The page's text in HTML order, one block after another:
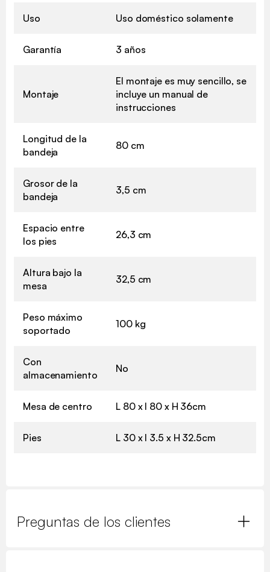
Uso Uso doméstico solamente
Garantía 3 años
Montaje
El montaje es muy sencillo, se
incluye un manual de
instrucciones
Longitud de la
bandeja
80 cm
Grosor de la
bandeja
3,5 cm
Espacio entre
los pies
26,3 cm
Altura bajo la
mesa
32,5 cm
Peso máximo
soportado
100 kg
Con
almacenamiento
No
Mesa de centro L 80 x l 80 x H 36cm
Pies L 30 x l 3.5 x H 32.5cm
Preguntas de los clientes